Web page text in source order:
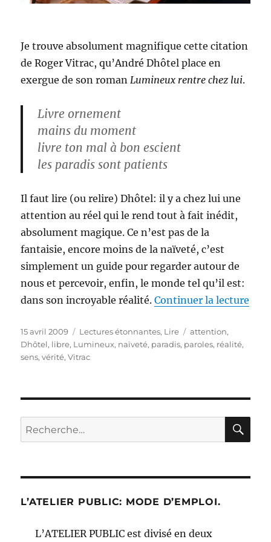
Je trouve absolument magnifique cette citation
de Roger Vitrac, qu’André Dhôtel place en
exergue de son romanLumineux rentre chez lui.
Livre ornement
mains du moment
livre ton mal à bon escient
les paradis sont patients
Il faut lire (ou relire) Dhôtel: il y a chez lui une
attention au réel qui le rend tout à fait inédit,
absolument magique. Ce n’est pas de la
fantaisie, encore moins de la naïveté, c’est
simplement un guide pour regarder autour de
nous et percevoir, enfin, le monde tel qu’il est:
dans son incroyable réalité.Continuer la lecture
Publié
le
15 avril 2009 Catégories
Lectures étonnantes, Lire Étiquettes
attention,
Dhôtel, libre, Lumineux, naïveté, paradis, paroles, réalité,
sens,vérité,Vitrac
Recherche
pour :
L’ATELIER PUBLIC: MODE D’EMPLOI.
L’ATELIER PUBLIC est divisé en deux